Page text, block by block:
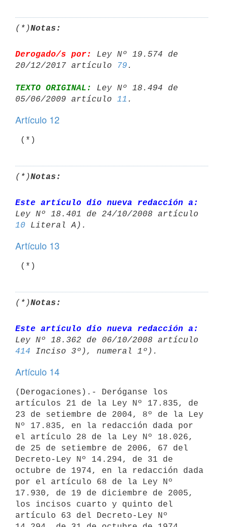
(*)Notas:
Derogado/s por:
Ley Nº 19.574 de
20/12/2017 artículo
79
TEXTO ORIGINAL:
Ley Nº 18.494 de
05/06/2009 artículo 11
Artículo 12
(*)
(*)Notas:
Este artículo dio nueva redacción a:
10
Artículo 13
(*)
(*)Notas:
Este artículo dio nueva redacción a:
414
Artículo 14
(Derogaciones).- Deróganse los
artículos 21 de la Ley Nº 17.835, de
23 de setiembre de 2004, 8º de la Ley
Nº 17.835, en la redacción dada por
el artículo 28 de la Ley Nº 18.026,
de 25 de setiembre de 2006, 67 del
Decreto-Ley Nº 14.294, de 31 de
octubre de 1974, en la redacción dada
por el artículo 68 de la Ley Nº
17.930, de 19 de diciembre de 2005,
los incisos cuarto y quinto del
artículo 63 del Decreto-Ley Nº